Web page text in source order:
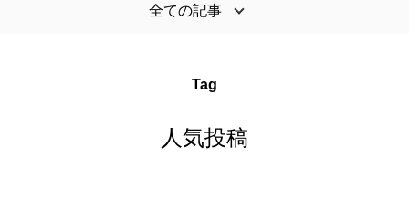
全ての記事
Tag
人気投稿